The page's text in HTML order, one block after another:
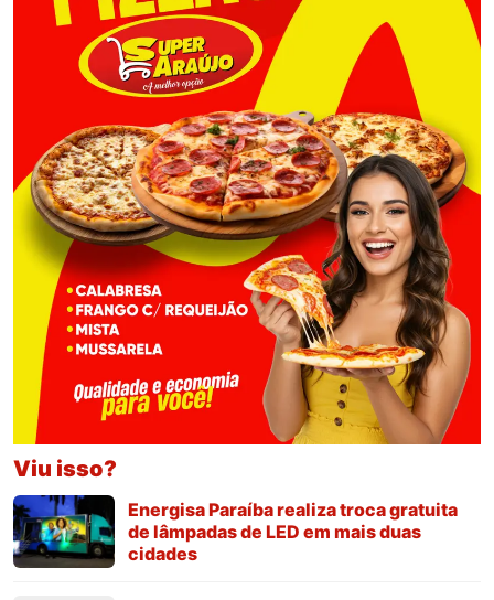
Viu isso?
Energisa Paraíba realiza troca gratuita
de lâmpadas de LED em mais duas
cidades